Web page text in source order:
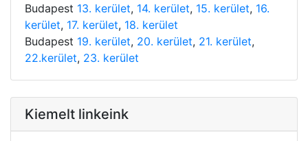
Budapest 13. kerület, 14. kerület, 15. kerület, 16.
kerület, 17. kerület, 18. kerület
Budapest 19. kerület, 20. kerület, 21. kerület,
22.kerület, 23. kerület
Kiemelt linkeink